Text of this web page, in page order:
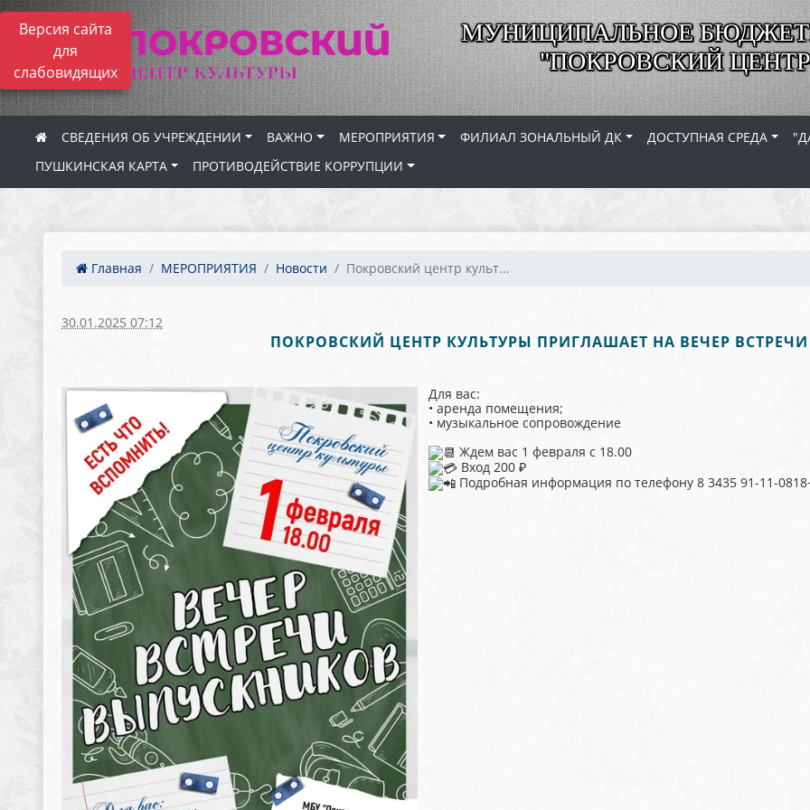
Версия сайта
для
слабовидящих
МУНИЦИПАЛЬНОЕ
"ПОКРОВСКИЙ
СВЕДЕНИЯ ОБ УЧРЕЖДЕНИИ ВАЖНО МЕРОПРИЯТИЯ ФИЛИАЛ ЗОНАЛЬНЫЙ ДК ДОСТУПНАЯ СРЕДА
ПУШКИНСКАЯ КАРТА
ПРОТИВОДЕЙСТВИЕ КОРРУПЦИИ
Главная МЕРОПРИЯТИЯ Новости Покровский центр культ...
30.01.2025 07:12
ПОКРОВСКИЙ ЦЕНТР КУЛЬТУРЫ ПРИГЛАШАЕТ НА ВЕЧЕР
Для вас:
• аренда помещения;
• музыкальное сопровождение
Ждем вас 1 февраля с 18.00
Вход 200 ₽
Подробная информация по телефону 8 3435 91-11-